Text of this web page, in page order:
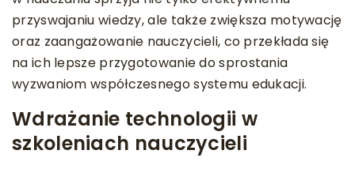
przyswajaniu wiedzy, ale także zwiększa motywację
oraz zaangażowanie nauczycieli, co przekłada się
na ich lepsze przygotowanie do sprostania
wyzwaniom współczesnego systemu edukacji.
Wdrażanie technologii w
szkoleniach nauczycieli